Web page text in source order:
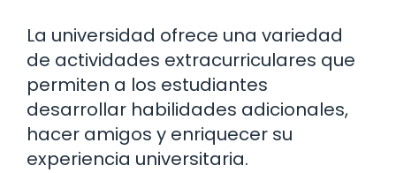
La universidad ofrece una variedad
de actividades extracurriculares que
permiten a los estudiantes
desarrollar habilidades adicionales,
hacer amigos y enriquecer su
experiencia universitaria.